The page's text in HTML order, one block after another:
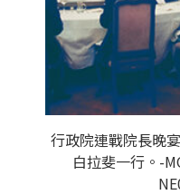
行政院連戰院長晚
白拉斐一行。-